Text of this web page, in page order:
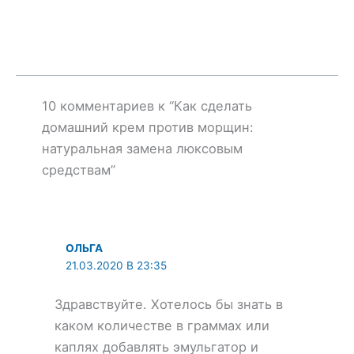
10 комментариев к “Как сделать
домашний крем против морщин:
натуральная замена люксовым
средствам”
ОЛЬГА
21.03.2020 В 23:35
Здравствуйте. Хотелось бы знать в
каком количестве в граммах или
каплях добавлять эмульгатор и